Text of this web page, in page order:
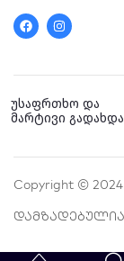
a
c
e
o
n
s
t
r
m
უსაფრთხო და
მარტივი გადახდა
Copyright ©
Დამზადებულია